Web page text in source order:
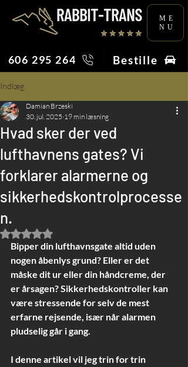
ME
NU
606 295 264 Bestille
Indlæg
Hvad sker der ved
lufthavnens gates? Vi
forklarer alarmerne og
sikkerhedskontrolprocesse
n.
Damian Brzeski
30. jul. 2025 19 min læsning
Bedømt til NaN ud af 5 stjerner.
Bipper din lufthavnsgate altid uden
nogen åbenlys grund? Eller er det
måske dit ur eller din håndcreme, der
er årsagen? Sikkerhedskontroller kan
være stressende for selv de mest
erfarne rejsende, især når alarmen
pludselig går i gang.
I denne artikel vil jeg trin for trin